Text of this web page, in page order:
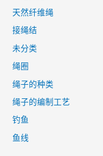
天然纤维绳
接绳结
未分类
绳圈
绳子的种类
绳子的编制工艺
钓鱼
鱼线